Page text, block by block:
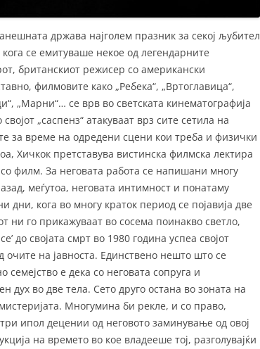
држава најголем празник за секој љубител
се емитуваше некое од легендарните
британскиот режисер со американски
филмовите како „Ребека“, „Вртоглавица“,
„Марни“… се врв во светската кинематографија
„саспенз“ атакуваат врз сите сетила на
за време на одредени сцени кои треба и физички
Хичкок претставува вистинска филмска лектира
филм. За неговата работа се напишани многу
меѓутоа, неговата интимност и понатаму
дни, кога во многу краток период се појавија две
ни го прикажуваат во сосема поинакво светло,
до својата смрт во 1980 година успеа својот
на јавноста. Единствено нешто што се
семејство е дека со неговата сопруга и
дух во две тела. Сето друго остана во зоната на
Многумина би рекле, и со право,
ипол децении од неговото заминување од овој
на времето во кое владееше тој, разголувајќи